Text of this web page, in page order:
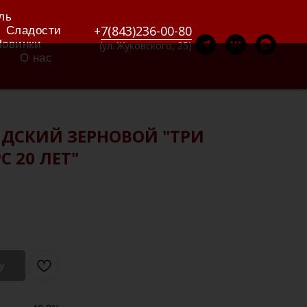
Сладости
О нас
+7(843)236-00-80
(ул. Жуковского, 25)
ЗЕРНОВОЙ "ТРИ
20 ЛЕТ"